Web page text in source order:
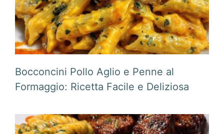
Bocconcini Pollo Aglio e Penne al
Formaggio: Ricetta Facile e Deliziosa